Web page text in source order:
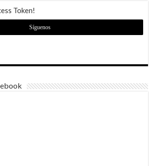
Token!
Síguenos